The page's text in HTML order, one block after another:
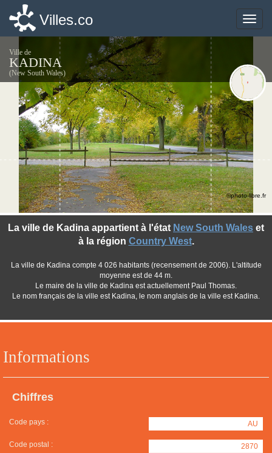
Toggle
Villes.co
Ville de
KADINA
(New South Wales)
Informations
Chiffres
Code pays : AU
Code postal : 2870
La ville de Kadina appartient à l'état New South Wales et
à la région Country West.
La ville de Kadina compte 4 026 habitants (recensement de 2006). L'altitude
moyenne est de 44 m.
Le maire de la ville de Kadina est actuellement Paul Thomas.
Le nom français de la ville est Kadina, le nom anglais de la ville est Kadina.
©photo-libre.fr
Toggle
Villes.co